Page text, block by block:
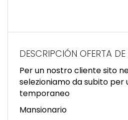
EN
IT
DESCRIPCIÓN OFERTA
Per un nostro cliente sito
selezioniamo da subito per
temporaneo
Mansionario